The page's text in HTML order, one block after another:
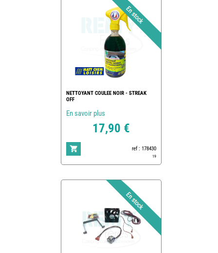
NETTOYANT COULEE NOIR - STREAK
OFF
En savoir plus
17,90 €
ref : 178430
19